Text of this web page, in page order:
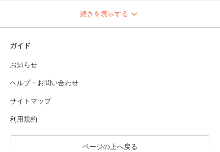
続きを表示する
ガイド
お知らせ
ヘルプ・お問い合わせ
サイトマップ
利用規約
ページの上へ戻る